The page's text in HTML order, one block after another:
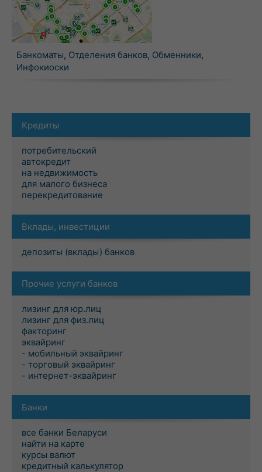
Банкоматы, Отделения банков, Обменники,
Инфокиоски
Кредиты
потребительский
автокредит
на недвижимость
для малого бизнеса
перекредитование
Вклады, инвестиции
депозиты (вклады) банков
Прочие услуги банков
лизинг для юр.лиц
лизинг для физ.лиц
факторинг
эквайринг
- мобильный эквайринг
- торговый эквайринг
- интернет-эквайринг
Банки
все банки Беларуси
найти на карте
курсы валют
кредитный калькулятор